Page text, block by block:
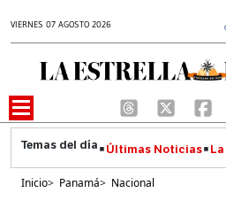
VIERNES 07 AGOSTO 2026
Últimas Noticias
Inicio> Panamá> Nacional